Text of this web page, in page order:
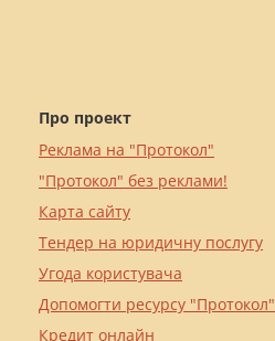
Про проект
Реклама на "Протокол"
"Протокол" без реклами!
Карта сайту
Тендер на юридичну послугу
Угода користувача
Допомогти ресурсу "Протокол"
Кредит онлайн